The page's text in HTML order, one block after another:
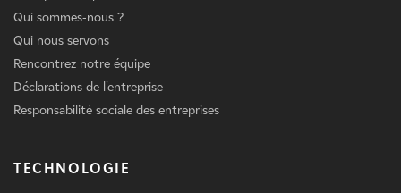
Qui sommes-nous ?
Qui nous servons
Rencontrez notre équipe
Déclarations de l'entreprise
Responsabilité sociale des entreprises
TECHNOLOGIE